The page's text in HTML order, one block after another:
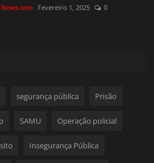
News.com Fevereiro 1, 2025 0
segurança pública Prisão
SAMU Operação policial
Insegurança Pública